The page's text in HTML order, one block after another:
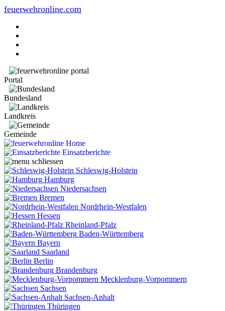
feuerwehronline.com
Portal
Bundesland
Landkreis
Gemeinde
Home
Einsatzberichte
Schleswig-Holstein
Hamburg
Niedersachsen
Bremen
Nordrhein-Westfalen
Hessen
Rheinland-Pfalz
Baden-Württemberg
Bayern
Saarland
Berlin
Brandenburg
Mecklenburg-Vorpommern
Sachsen
Sachsen-Anhalt
Thüringen